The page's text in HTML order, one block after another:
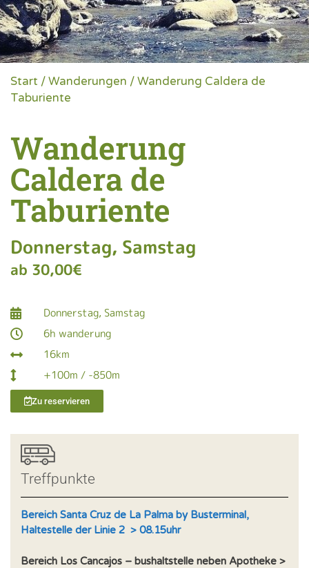
Start / Wanderungen / Wanderung Caldera de
Taburiente
Wanderung
Caldera de
Taburiente
Donnerstag, Samstag
ab 30,00€
Donnerstag, Samstag
6h wanderung
16km
+100m / -850m
Zu reservieren
Treffpunkte
Bereich Santa Cruz de La Palma by Busterminal,
Haltestelle der Linie 2 > 08.15uhr
Bereich Los Cancajos – bushaltstelle neben Apotheke >